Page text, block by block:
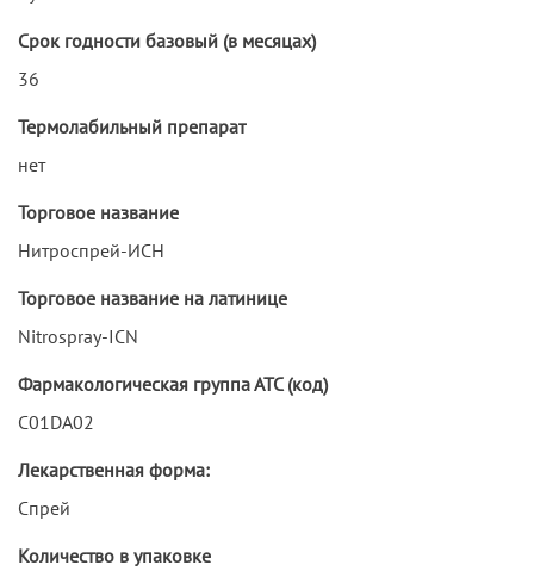
Срок годности базовый (в месяцах)
36
Термолабильный препарат
нет
Торговое название
Нитроспрей-ИСН
Торговое название на латинице
Nitrospray-ICN
Фармакологическая группа АТС (код)
C01DA02
Лекарственная форма:
Спрей
Количество в упаковке